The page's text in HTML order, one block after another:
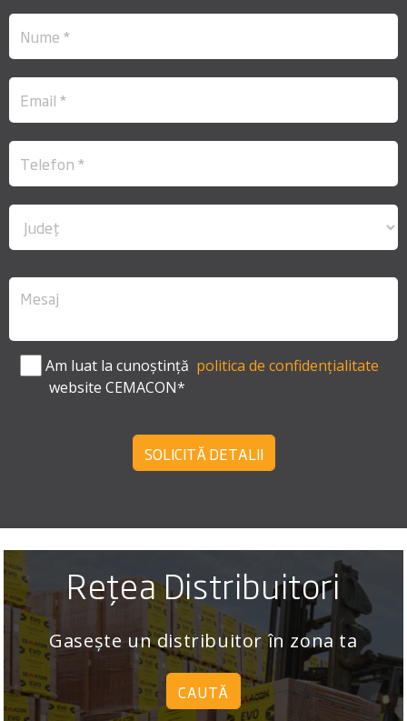
Am luat la cunoștință politica de confidențialitate
website CEMACON*
SOLICITĂ DETALII
Rețea Distribuitori
Gasește un distribuitor în zona ta
CAUTĂ